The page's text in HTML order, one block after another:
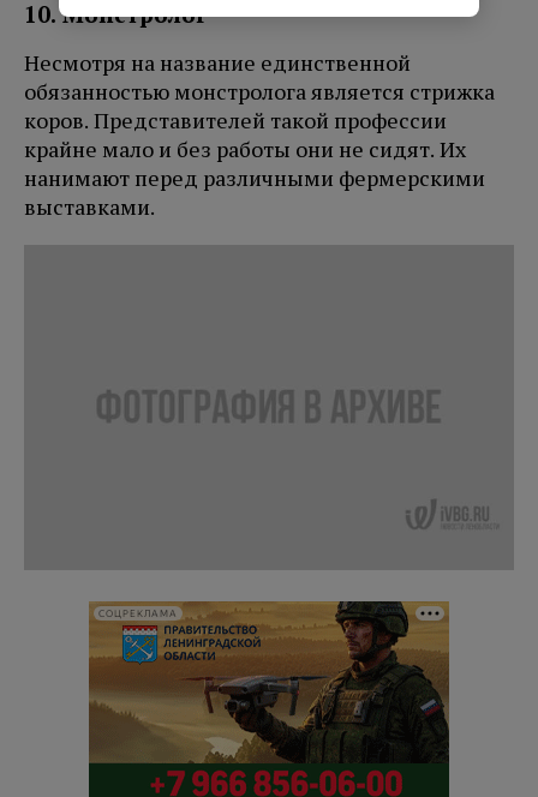
10. Монстролог
Несмотря на название единственной
обязанностью монстролога является стрижка
коров. Представителей такой профессии
крайне мало и без работы они не сидят. Их
нанимают перед различными фермерскими
выставками.
СОЦРЕКЛАМА